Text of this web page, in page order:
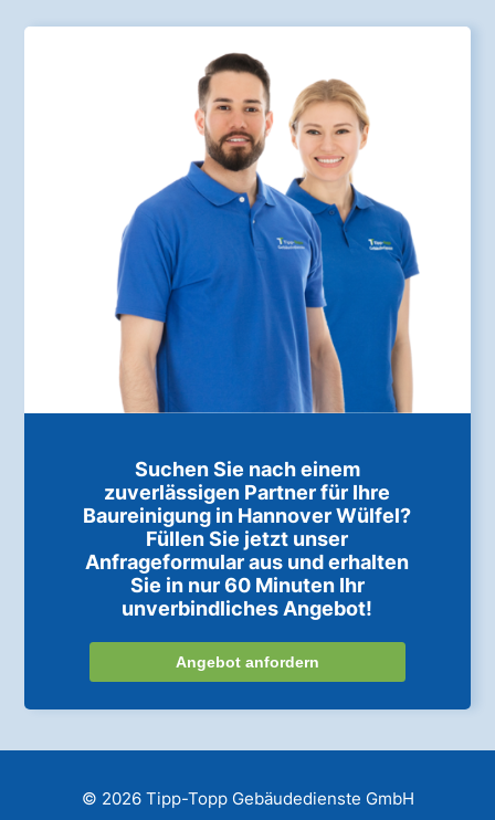
Suchen Sie nach einem
zuverlässigen Partner für Ihre
Baureinigung in Hannover Wülfel?
Füllen Sie jetzt unser
Anfrageformular aus und erhalten
Sie in nur 60 Minuten Ihr
unverbindliches Angebot!
Angebot anfordern
© 2026 Tipp-Topp Gebäudedienste GmbH